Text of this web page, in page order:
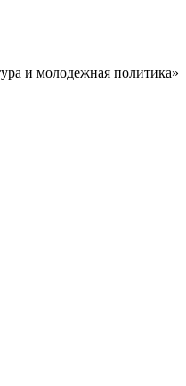
и молодежная политика»